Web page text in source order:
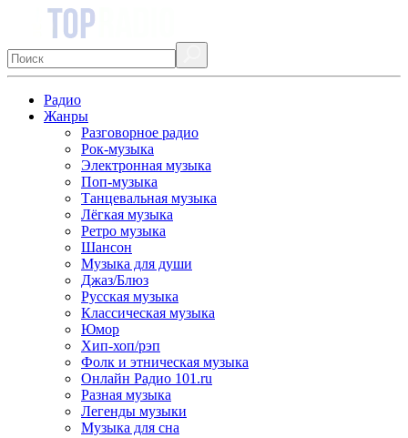
Радио
Жанры
Разговорное радио
Рок-музыка
Электронная музыка
Поп-музыка
Танцевальная музыка
Лёгкая музыка
Ретро музыка
Шансон
Музыка для души
Джаз/Блюз
Русская музыка
Классическая музыка
Юмор
Хип-хоп/рэп
Фолк и этническая музыка
Онлайн Радио 101.ru
Разная музыка
Легенды музыки
Музыка для сна